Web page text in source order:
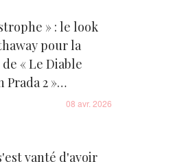
» : le look
pour la
« Le Diable
Prada 2 »
une vague de08 avr. 2026
vanté d'avoir